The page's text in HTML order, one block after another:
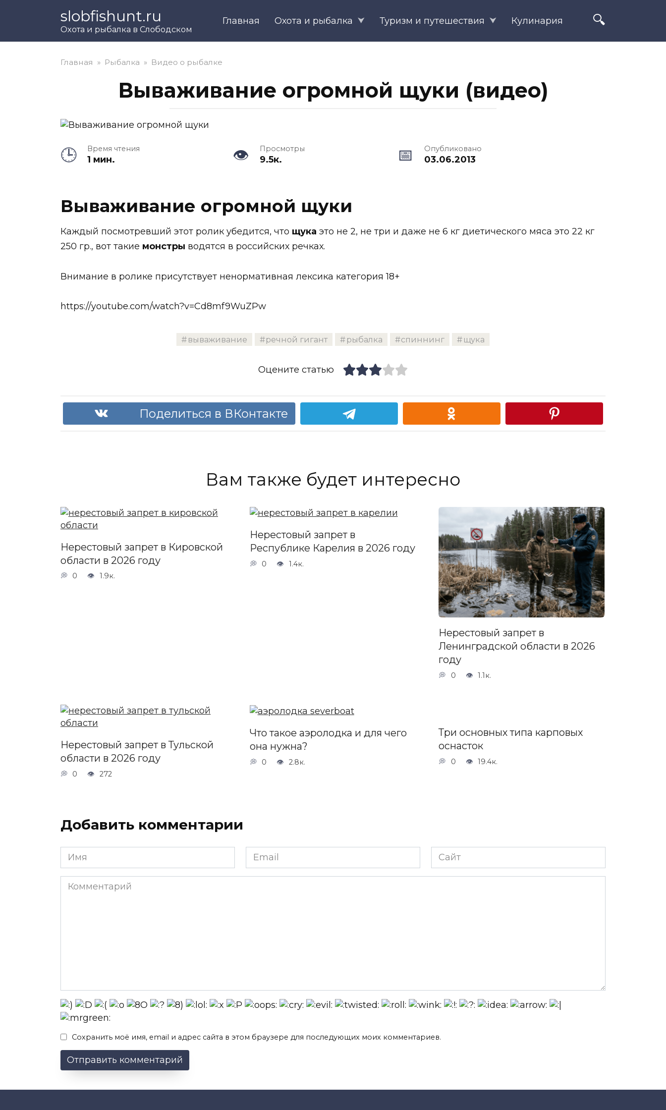
slobfishunt.ru
Охота и рыбалка в Слободском
Главная Охота и рыбалка Туризм и путешествия Кулинария
Главная » Рыбалка » Видео о рыбалке
Вываживание огромной щуки (видео)
Время чтения
1 мин.
Просмотры
9.5к.
Опубликовано
03.06.2013
Вываживание огромной щуки
Каждый посмотревший этот ролик убедится, что щука это не 2, не три и даже не 6 кг диетического мяса это 22 кг
250 гр., вот такие монстры водятся в российских речках.
Внимание в ролике присутствует ненормативная лексика категория 18+
https://youtube.com/watch?v=Cd8mf9WuZPw
вываживание речной гигант рыбалка спиннинг щука
Оцените статью
Поделиться в ВКонтакте
Вам также будет интересно
Нерестовый запрет в Кировской
области в 2026 году
0 1.9к.
Нерестовый запрет в
Республике Карелия в 2026 году
0 1.4к.
Нерестовый запрет в
Ленинградской области в 2026
году
0 1.1к.
Нерестовый запрет в Тульской
области в 2026 году
0 272
Что такое аэролодка и для чего
она нужна?
0 2.8к.
Три основных типа карповых
оснасток
0 19.4к.
Добавить комментарии
Имя
Email
Сайт
Комментарий
Сохранить моё имя, email и адрес сайта в этом браузере для последующих моих комментариев.